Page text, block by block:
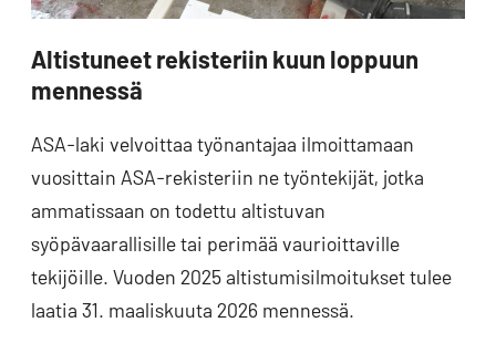
Altistuneet rekisteriin kuun loppuun
mennessä
ASA-laki velvoittaa työnantajaa ilmoittamaan
vuosittain ASA-rekisteriin ne työntekijät, jotka
ammatissaan on todettu altistuvan
syöpävaarallisille tai perimää vaurioittaville
tekijöille. Vuoden 2025 altistumisilmoitukset tulee
laatia 31. maaliskuuta 2026 mennessä.